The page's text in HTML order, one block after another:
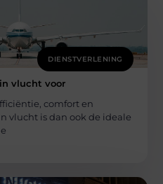
DIENSTVERLENING
vlucht voor
comfort en
vlucht is dan ook de ideale